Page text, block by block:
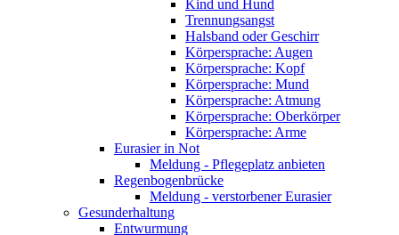
Kind und Hund
Trennungsangst
Halsband oder Geschirr
Körpersprache: Augen
Körpersprache: Kopf
Körpersprache: Mund
Körpersprache: Atmung
Körpersprache: Oberkörper
Körpersprache: Arme
Eurasier in Not
Meldung - Pflegeplatz anbieten
Regenbogenbrücke
Meldung - verstorbener Eurasier
Gesunderhaltung
Entwurmung